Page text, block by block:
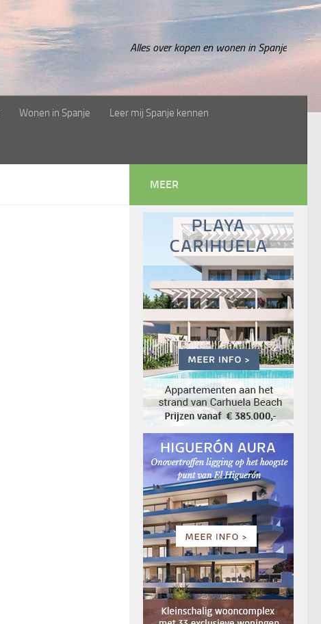
Alles over kopen en wonen in Spanje
Wonen in Spanje Leer mij Spanje kennen
MEER